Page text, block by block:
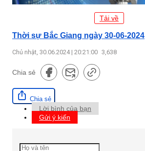
Tải về
Thời sự Bắc Giang ngày 30-06-2024
Chủ nhật, 30.06.2024 | 20:21:00 3,638
Chia sẻ
Chia sẻ
Lời bình của bạn
Gửi ý kiến